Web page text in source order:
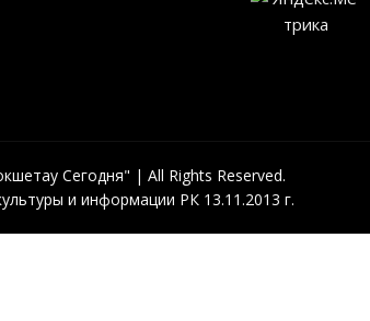
Сегодня" | All Rights Reserved.
и информации РК 13.11.2013 г.